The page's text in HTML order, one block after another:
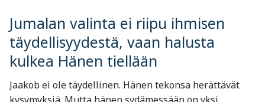
Jumalan valinta ei riipu ihmisen
täydellisyydestä, vaan halusta
kulkea Hänen tiellään
Jaakob ei ole täydellinen. Hänen tekonsa herättävät